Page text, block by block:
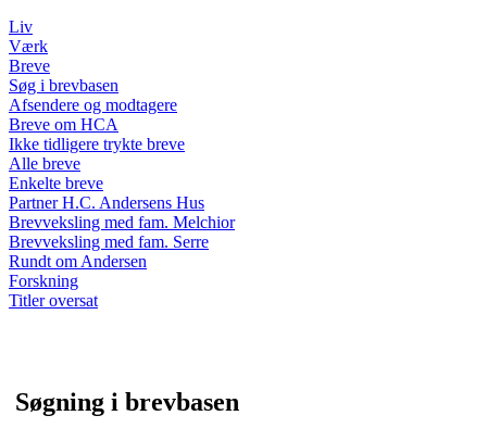
Liv
Værk
Breve
Søg i brevbasen
Afsendere og modtagere
Breve om HCA
Ikke tidligere trykte breve
Alle breve
Enkelte breve
Partner H.C. Andersens Hus
Brevveksling med fam. Melchior
Brevveksling med fam. Serre
Rundt om Andersen
Forskning
Titler oversat
Søgning i brevbasen